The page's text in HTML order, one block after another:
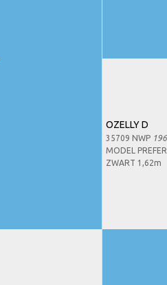
OZELLY D
35709 NWP
MODEL
ZWART 1,62m